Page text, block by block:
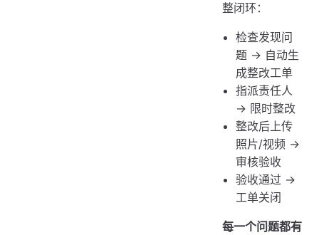
整闭环：
检查发现问
题 → 自动生
成整改工单
指派责任人
→ 限时整改
整改后上传
照片/视频 →
审核验收
验收通过 →
工单关闭
每一个问题都有